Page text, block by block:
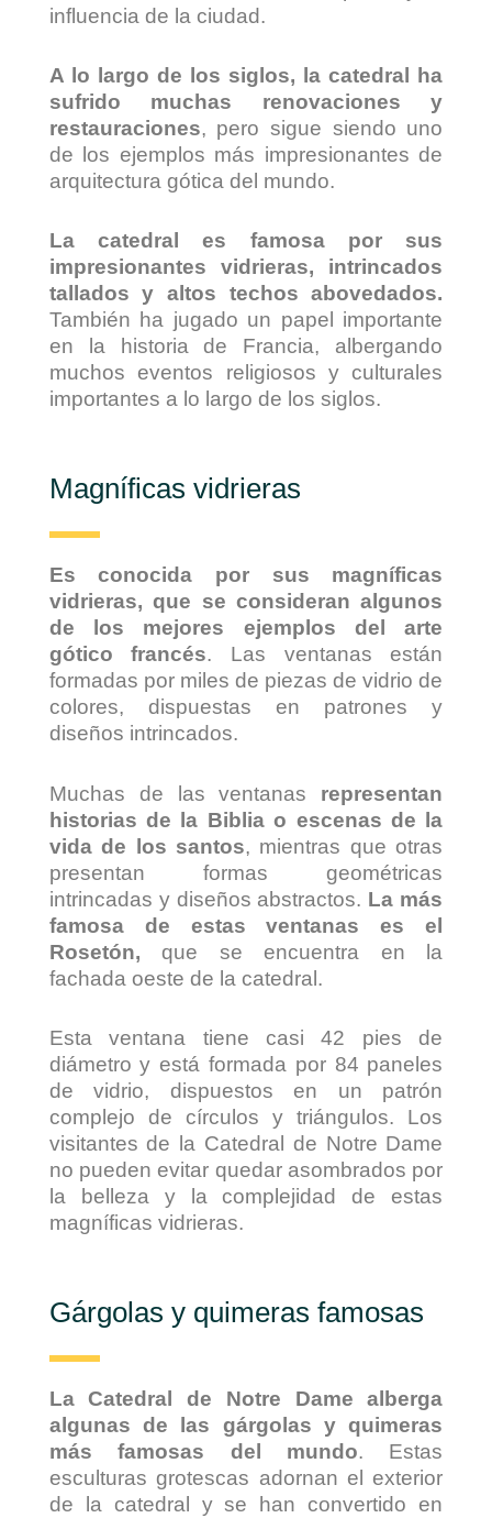
influencia de la ciudad.
A lo largo de los siglos, la catedral ha
sufrido muchas renovaciones y
restauraciones, pero sigue siendo uno
de los ejemplos más impresionantes de
arquitectura gótica del mundo.
La catedral es famosa por sus
impresionantes vidrieras, intrincados
tallados y altos techos abovedados.
También ha jugado un papel importante
en la historia de Francia, albergando
muchos eventos religiosos y culturales
importantes a lo largo de los siglos.
Magníficas vidrieras
Es conocida por sus magníficas
vidrieras, que se consideran algunos
de los mejores ejemplos del arte
gótico francés. Las ventanas están
formadas por miles de piezas de vidrio de
colores, dispuestas en patrones y
diseños intrincados.
Muchas de las ventanas representan
historias de la Biblia o escenas de la
vida de los santos, mientras que otras
presentan formas geométricas
intrincadas y diseños abstractos. La más
famosa de estas ventanas es el
Rosetón, que se encuentra en la
fachada oeste de la catedral.
Esta ventana tiene casi 42 pies de
diámetro y está formada por 84 paneles
de vidrio, dispuestos en un patrón
complejo de círculos y triángulos. Los
visitantes de la Catedral de Notre Dame
no pueden evitar quedar asombrados por
la belleza y la complejidad de estas
magníficas vidrieras.
Gárgolas y quimeras famosas
La Catedral de Notre Dame alberga
algunas de las gárgolas y quimeras
más famosas del mundo. Estas
esculturas grotescas adornan el exterior
de la catedral y se han convertido en